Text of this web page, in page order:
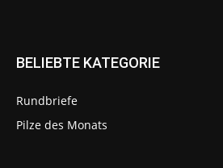
BELIEBTE KATEGORIE
Rundbriefe
Pilze des Monats